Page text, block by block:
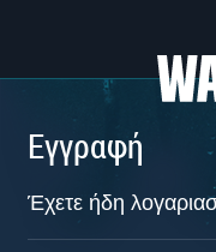
Εγγραφή
Έχετε ήδη